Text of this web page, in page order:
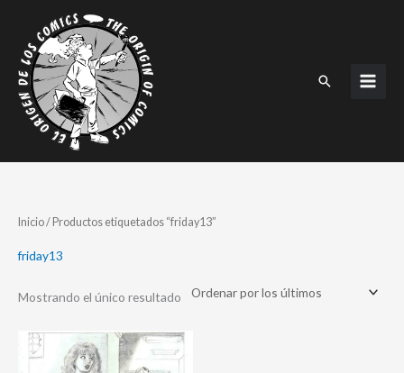
contenido
Buscar
Inicio/ Productos etiquetados “friday13”
friday13
Mostrando el único resultado